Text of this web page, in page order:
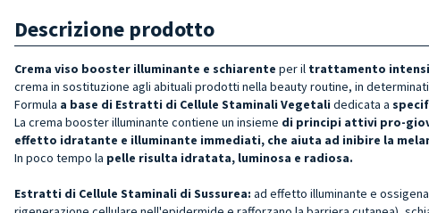
Descrizione prodotto
Crema viso booster illuminante e schiarente per il trattamento
crema in sostituzione agli abituali prodotti nella beauty routine, in
Formula a base di Estratti di Cellule Staminali Vegetali dedicata a
La crema booster illuminante contiene un insieme di principi attivi pro-
effetto idratante e illuminante immediati, che aiuta ad inibire la
In poco tempo la pelle risulta idratata, luminosa e radiosa.
Estratti di Cellule Staminali di Sussurea: ad effetto illuminante e